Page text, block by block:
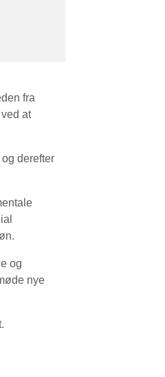
fra
at
derefter
og
nye